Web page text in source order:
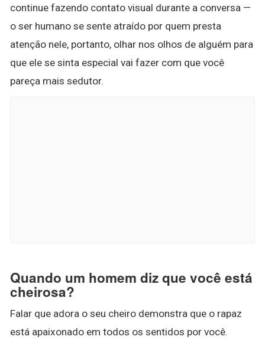
continue fazendo contato visual durante a conversa —
o ser humano se sente atraído por quem presta
atenção nele, portanto, olhar nos olhos de alguém para
que ele se sinta especial vai fazer com que você
pareça mais sedutor.
Quando um homem diz que você está
cheirosa?
Falar que adora o seu cheiro demonstra que o rapaz
está apaixonado em todos os sentidos por você.